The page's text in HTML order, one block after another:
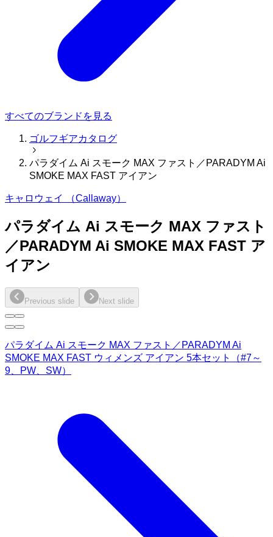
すべてのブランドを見る
ゴルフギアカタログ
パラダイム Ai スモーク MAX ファスト／PARADYM Ai
SMOKE MAX FAST アイアン
キャロウェイ （Callaway）
パラダイム Ai スモーク MAX ファスト
／PARADYM Ai SMOKE MAX FAST ア
イアン
Previous slide Next slide
パラダイム Ai スモーク MAX ファスト／PARADYM Ai
SMOKE MAX FAST ウィメンズ アイアン 5本セット（#7～
9、PW、SW）